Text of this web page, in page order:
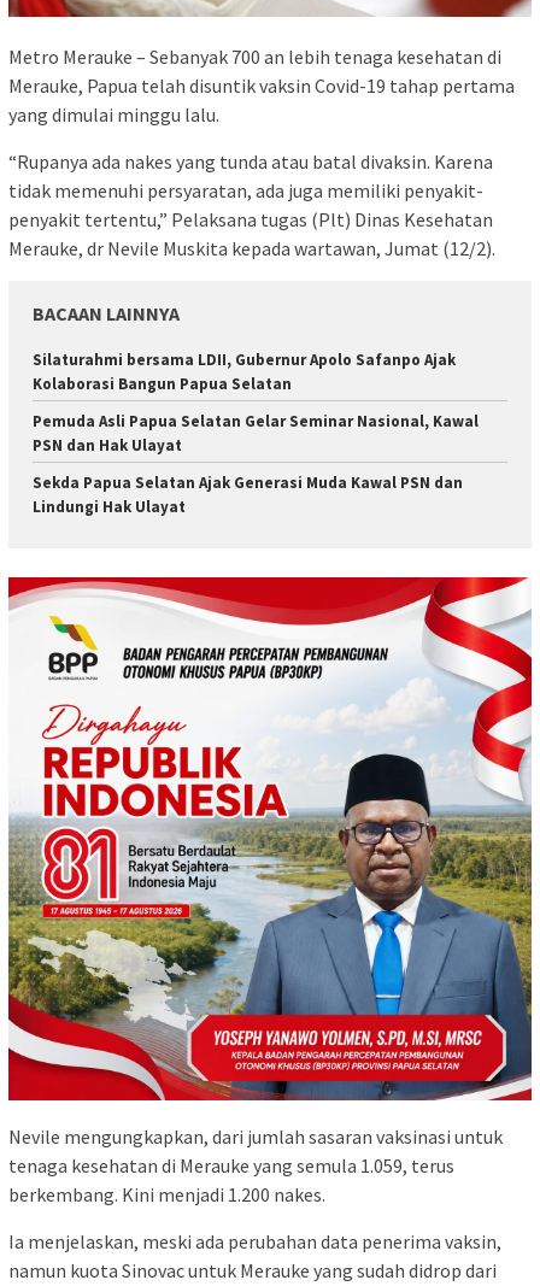
Metro Merauke – Sebanyak 700 an lebih tenaga kesehatan di
Merauke, Papua telah disuntik vaksin Covid-19 tahap pertama
yang dimulai minggu lalu.
“Rupanya ada nakes yang tunda atau batal divaksin. Karena
tidak memenuhi persyaratan, ada juga memiliki penyakit-
penyakit tertentu,” Pelaksana tugas (Plt) Dinas Kesehatan
Merauke, dr Nevile Muskita kepada wartawan, Jumat (12/2).
BACAAN LAINNYA
Silaturahmi bersama LDII, Gubernur Apolo Safanpo Ajak
Kolaborasi Bangun Papua Selatan
Pemuda Asli Papua Selatan Gelar Seminar Nasional, Kawal
PSN dan Hak Ulayat
Sekda Papua Selatan Ajak Generasi Muda Kawal PSN dan
Lindungi Hak Ulayat
Nevile mengungkapkan, dari jumlah sasaran vaksinasi untuk
tenaga kesehatan di Merauke yang semula 1.059, terus
berkembang. Kini menjadi 1.200 nakes.
Ia menjelaskan, meski ada perubahan data penerima vaksin,
namun kuota Sinovac untuk Merauke yang sudah didrop dari